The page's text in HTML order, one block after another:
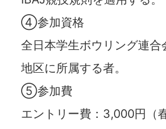
④参加資格
全日本学生ボウリング連合
地区に所属する者。
⑤参加費
エントリー費：3,000円（